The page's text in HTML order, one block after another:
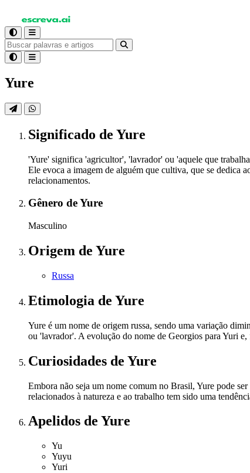
Yure
Significado de Yure
'Yure' significa 'agricultor', 'lavrador' ou 'aquele que
Ele evoca a imagem de alguém que cultiva, que se dedica
relacionamentos.
Gênero de Yure
Masculino
Origem de Yure
Russa
Etimologia de Yure
Yure é um nome de origem russa, sendo uma variação
ou 'lavrador'. A evolução do nome de Georgios para Yuri
Curiosidades de Yure
Embora não seja um nome comum no Brasil, Yure pode
relacionados à natureza e ao trabalho tem sido uma
Apelidos de Yure
Yu
Yuyu
Yuri